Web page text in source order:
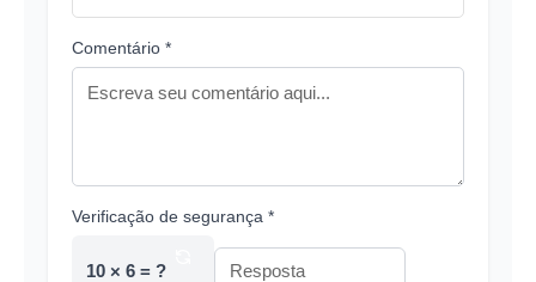
Comentário *
Verificação de segurança *
10 × 6 = ?